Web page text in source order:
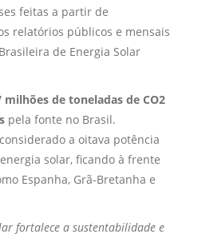
feitas a partir de
relatórios públicos e mensais
de Energia Solar
milhões de toneladas de CO2
pela fonte no Brasil.
a oitava potência
solar, ficando à frente
Espanha, Grã-Bretanha e
fortalece a sustentabilidade e